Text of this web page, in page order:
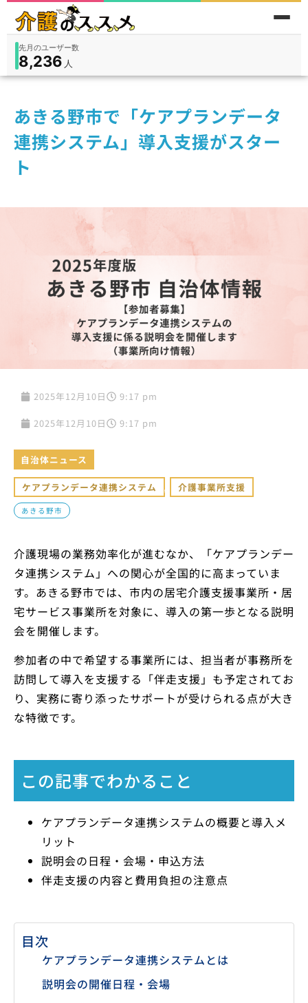
在宅9,360入所3,194
先月のユーザー数
8,236 人
件
あきる野市で「ケアプランデータ
連携システム」導入支援がスター
ト
2025年12月10日 9:17 pm
2025年12月10日 9:17 pm
自治体ニュース
ケアプランデータ連携システム , 介護事業所支援
あきる野市
介護現場の業務効率化が進むなか、「ケアプランデー
タ連携システム」への関心が全国的に高まっていま
す。あきる野市では、市内の居宅介護支援事業所・居
宅サービス事業所を対象に、導入の第一歩となる説明
会を開催します。
参加者の中で希望する事業所には、担当者が事務所を
訪問して導入を支援する「伴走支援」も予定されてお
り、実務に寄り添ったサポートが受けられる点が大き
な特徴です。
この記事でわかること
ケアプランデータ連携システムの概要と導入メ
リット
説明会の日程・会場・申込方法
伴走支援の内容と費用負担の注意点
目次
ケアプランデータ連携システムとは
説明会の開催日程・会場